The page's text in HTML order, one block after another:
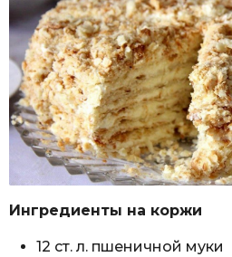
Ингредиенты на коржи
12 ст. л. пшеничной муки